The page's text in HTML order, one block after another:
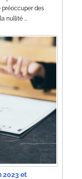
préoccuper des
nullité ...
2023 et